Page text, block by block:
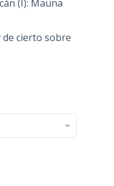
(I): Mauna
de cierto sobre